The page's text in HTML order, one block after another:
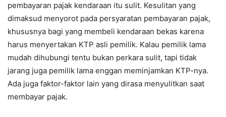
pembayaran pajak kendaraan itu sulit. Kesulitan yang
dimaksud menyorot pada persyaratan pembayaran pajak,
khususnya bagi yang membeli kendaraan bekas karena
harus menyertakan KTP asli pemilik. Kalau pemilik lama
mudah dihubungi tentu bukan perkara sulit, tapi tidak
jarang juga pemilik lama enggan meminjamkan KTP-nya.
Ada juga faktor-faktor lain yang dirasa menyulitkan saat
membayar pajak.